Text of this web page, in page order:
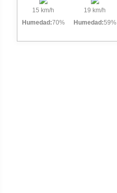
15 km/h
Humedad:70%
19 km/h
Humedad:59%